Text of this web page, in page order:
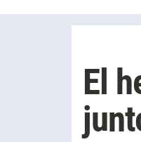
El